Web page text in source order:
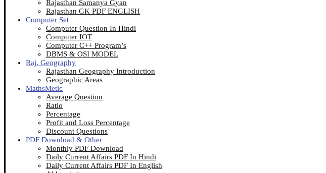
Rajasthan Samanya Gyan
Rajasthan GK PDF ENGLISH
Computer Set
Computer Question In Hindi
Computer IOT
Computer C++ Program’s
DBMS & OSI MODEL
Raj. Geography
Rajasthan Geography Introduction
Geographic Areas
MathsMetic
Average Question
Ratio
Percentage
Profit and Loss Percentage
Discount Questions
PDF Download & Other
Monthly PDF Download
Daily Current Affairs PDF In Hindi
Daily Current Affairs PDF In English